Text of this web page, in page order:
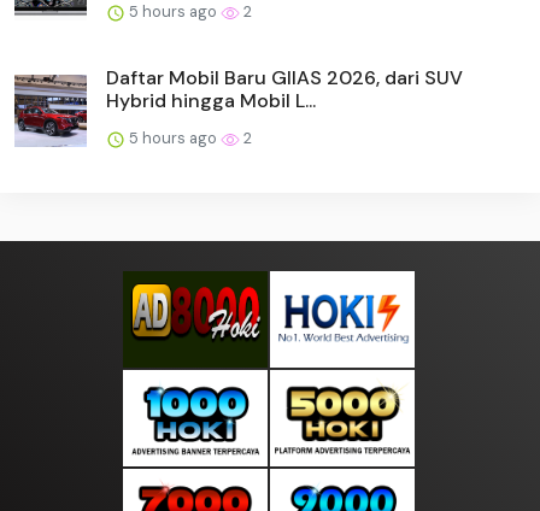
5 hours ago 2
Daftar Mobil Baru GIIAS 2026, dari SUV
Hybrid hingga Mobil L...
5 hours ago 2